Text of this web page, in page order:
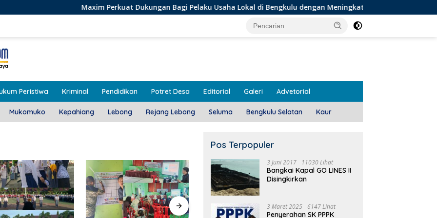
Maxim Perkuat Dukungan Bagi Pelaku Usaha Lokal di Bengkulu dengan Meningkatkan Ruang Publik dan Kebersihan
Peristiwa Kriminal Pendidikan Potret Desa Editorial Galeri Advetorial
Mukomuko Kepahiang Lebong Rejang Lebong Seluma Bengkulu Selatan Kaur
Pos Terpopuler
3 Juni 2017 11030 Lihat
Bangkai Kapal GO LINES II
Disingkirkan
3 Maret 2025 6147 Lihat
Penyerahan SK PPPK